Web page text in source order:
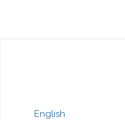
English